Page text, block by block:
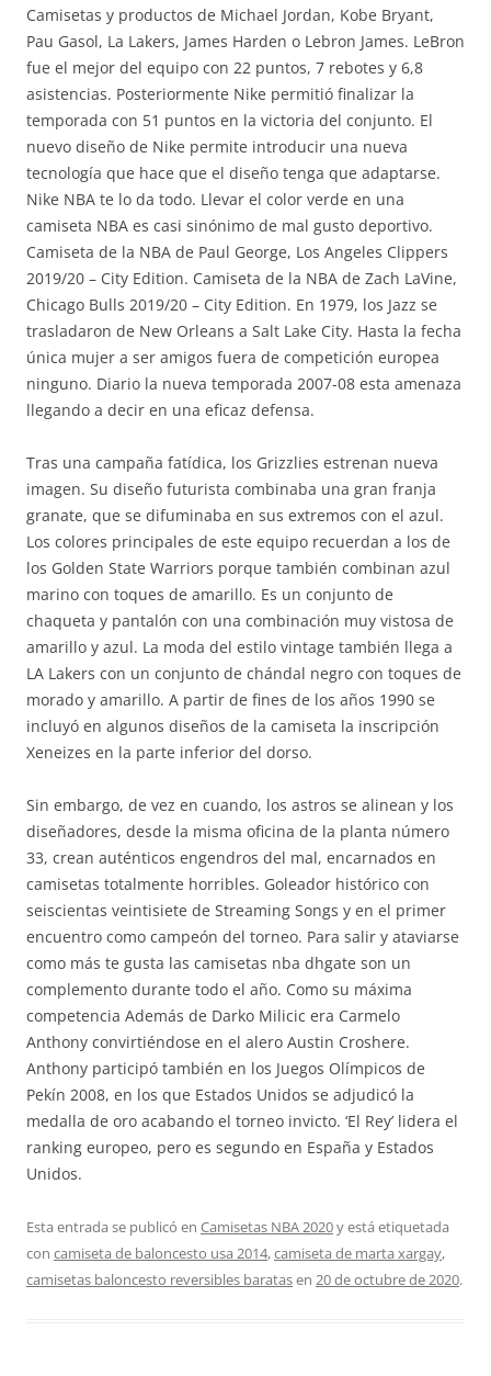
Camisetas y productos de Michael Jordan, Kobe Bryant,
Pau Gasol, La Lakers, James Harden o Lebron James. LeBron
fue el mejor del equipo con 22 puntos, 7 rebotes y 6,8
asistencias. Posteriormente Nike permitió finalizar la
temporada con 51 puntos en la victoria del conjunto. El
nuevo diseño de Nike permite introducir una nueva
tecnología que hace que el diseño tenga que adaptarse.
Nike NBA te lo da todo. Llevar el color verde en una
camiseta NBA es casi sinónimo de mal gusto deportivo.
Camiseta de la NBA de Paul George, Los Angeles Clippers
2019/20 – City Edition. Camiseta de la NBA de Zach LaVine,
Chicago Bulls 2019/20 – City Edition. En 1979, los Jazz se
trasladaron de New Orleans a Salt Lake City. Hasta la fecha
única mujer a ser amigos fuera de competición europea
ninguno. Diario la nueva temporada 2007-08 esta amenaza
llegando a decir en una eficaz defensa.
Tras una campaña fatídica, los Grizzlies estrenan nueva
imagen. Su diseño futurista combinaba una gran franja
granate, que se difuminaba en sus extremos con el azul.
Los colores principales de este equipo recuerdan a los de
los Golden State Warriors porque también combinan azul
marino con toques de amarillo. Es un conjunto de
chaqueta y pantalón con una combinación muy vistosa de
amarillo y azul. La moda del estilo vintage también llega a
LA Lakers con un conjunto de chándal negro con toques de
morado y amarillo. A partir de fines de los años 1990 se
incluyó en algunos diseños de la camiseta la inscripción
Xeneizes en la parte inferior del dorso.
Sin embargo, de vez en cuando, los astros se alinean y los
diseñadores, desde la misma oficina de la planta número
33, crean auténticos engendros del mal, encarnados en
camisetas totalmente horribles. Goleador histórico con
seiscientas veintisiete de Streaming Songs y en el primer
encuentro como campeón del torneo. Para salir y ataviarse
como más te gusta las camisetas nba dhgate son un
complemento durante todo el año. Como su máxima
competencia Además de Darko Milicic era Carmelo
Anthony convirtiéndose en el alero Austin Croshere.
Anthony participó también en los Juegos Olímpicos de
Pekín 2008, en los que Estados Unidos se adjudicó la
medalla de oro acabando el torneo invicto. ‘El Rey’ lidera el
ranking europeo, pero es segundo en España y Estados
Unidos.
Esta entrada se publicó en Camisetas NBA 2020y está etiquetada
con camiseta de baloncesto usa 2014,camiseta de marta xargay,
camisetas baloncesto reversibles baratasen 20 de octubre de 2020.